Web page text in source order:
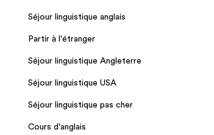
Séjour linguistique anglais
Partir à l'étranger
Séjour linguistique Angleterre
Séjour linguistique USA
Séjour linguistique pas cher
Cours d'anglais